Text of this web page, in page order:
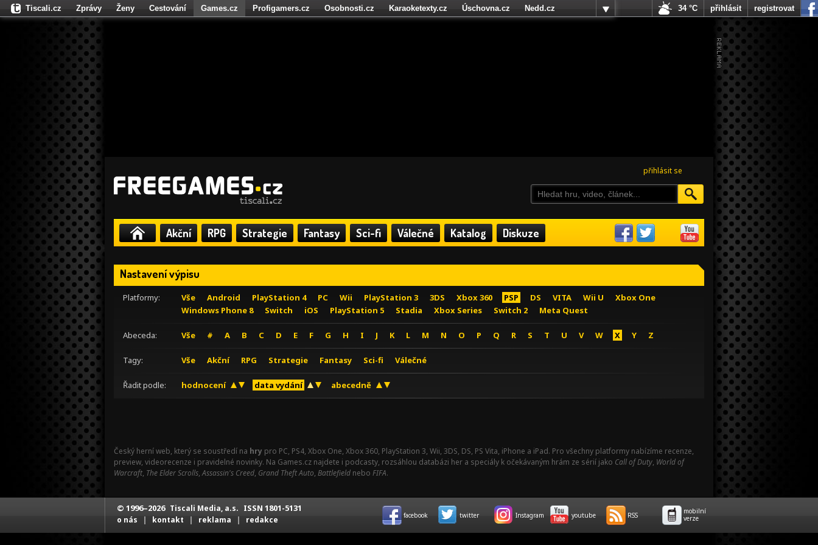
přihlásit se
Akční RPG Strategie Fantasy Sci-fi Válečné Katalog Diskuze
Nastavení výpisu
Platformy: Vše Android PlayStation 4 PC Wii PlayStation 3 3DS Xbox 360 PSP DS VITA Wii U
Xbox One
Windows Phone 8
Switch iOS PlayStation 5 Stadia Xbox Series Switch 2 Meta Quest
Abeceda: Vše # A B C D E F G H I J K L M N O P Q R S T U V W X Y Z
Tagy: Vše Akční RPG Strategie Fantasy Sci-fi Válečné
Řadit podle: hodnocení data vydání abecedně
Český herní web, který se soustředí na hry pro PC, PS4, Xbox One, Xbox 360, PlayStation 3, Wii, 3DS, DS, PS Vita, iPhone a iPad. Pro všechny platformy nabízíme recenze,
preview, videorecenze i pravidelné novinky. Na Games.cz najdete i podcasty, rozsáhlou databázi her a speciály k očekávaným hrám ze sérií jako Call of Duty, World of
Warcraft, The Elder Scrolls,Assassin's Creed, Grand Theft Auto, Battlefield nebo FIFA.
Tiscali.cz Zprávy Ženy Cestování Games.cz Profigamers.cz Osobnosti.cz Karaoketexty.cz Úschovna.cz
Nedd.cz
Fights.cz
34 °C přihlásit registrovat
© 1996–2026 Tiscali Media, a.s. ISSN 1801-5131
o nás | kontakt | reklama | redakce facebook twitter Instagram youtube RSS
mobilní
verze